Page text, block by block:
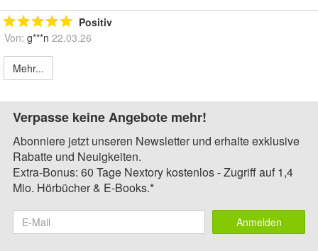
Positiv
Von: g***n 22.03.26
Mehr...
Verpasse keine Angebote mehr!
Abonniere jetzt unseren Newsletter und erhalte exklusive
Rabatte und Neuigkeiten.
Extra-Bonus: 60 Tage Nextory kostenlos - Zugriff auf 1,4
Mio. Hörbücher & E-Books.*
Anmelden